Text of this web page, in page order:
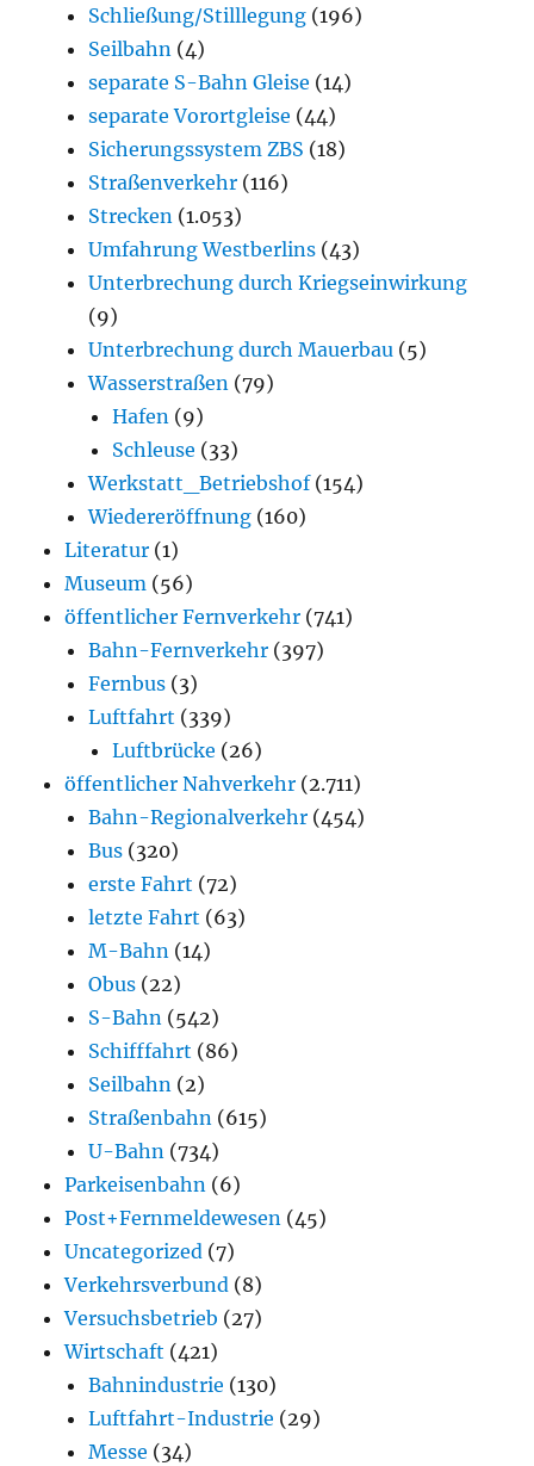
Schließung/Stilllegung (196)
Seilbahn (4)
separate S-Bahn Gleise (14)
separate Vorortgleise (44)
Sicherungssystem ZBS (18)
Straßenverkehr (116)
Strecken (1.053)
Umfahrung Westberlins (43)
Unterbrechung durch Kriegseinwirkung
(9)
Unterbrechung durch Mauerbau (5)
Wasserstraßen (79)
Hafen (9)
Schleuse (33)
Werkstatt_Betriebshof(154)
Wiedereröffnung (160)
Literatur (1)
Museum (56)
öffentlicher Fernverkehr (741)
Bahn-Fernverkehr (397)
Fernbus (3)
Luftfahrt (339)
Luftbrücke (26)
öffentlicher Nahverkehr (2.711)
Bahn-Regionalverkehr (454)
Bus (320)
erste Fahrt (72)
letzte Fahrt (63)
M-Bahn (14)
Obus (22)
S-Bahn (542)
Schifffahrt (86)
Seilbahn (2)
Straßenbahn (615)
U-Bahn (734)
Parkeisenbahn (6)
Post+Fernmeldewesen (45)
Uncategorized (7)
Verkehrsverbund (8)
Versuchsbetrieb (27)
Wirtschaft (421)
Bahnindustrie (130)
Luftfahrt-Industrie (29)
Messe (34)